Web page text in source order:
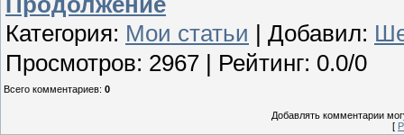
Категория: Мои статьи Добавил:
Просмотров: 2967 Рейтинг: 0.0/0
Всего комментариев: 0
Добавлять комментарии
[